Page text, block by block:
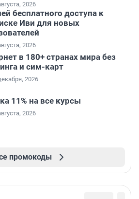
2026
бесплатного доступа к
Иви для новых
2026
в 180+ странах мира без
и сим-карт
2026
11% на все курсы
2026
промокоды